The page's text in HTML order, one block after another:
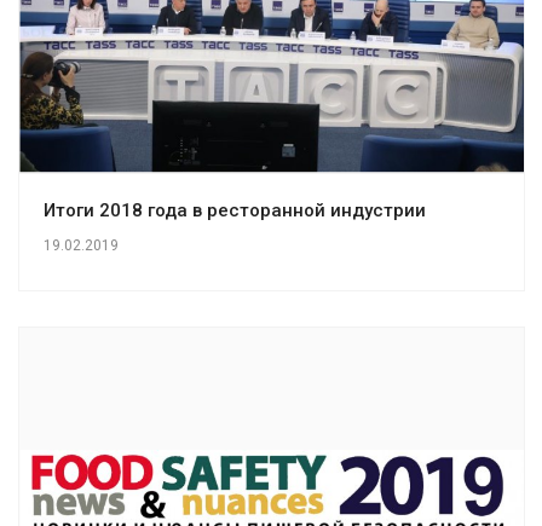
Итоги 2018 года в ресторанной индустрии
19.02.2019